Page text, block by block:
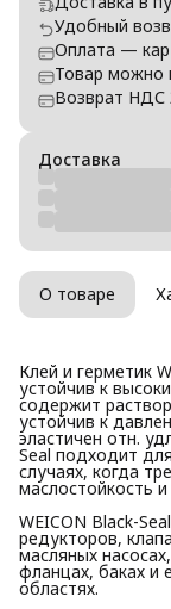
Удобный
Оплата —
Товар можно
Возврат НДС
Доставка
О товаре
Клей и герметик
устойчив к
содержит
устойчив к
эластичен отн.
Seal подходит
случаях, когда
маслостойкость
WEICON Black-
редукторов,
масляных
фланцах, баках и
областях.